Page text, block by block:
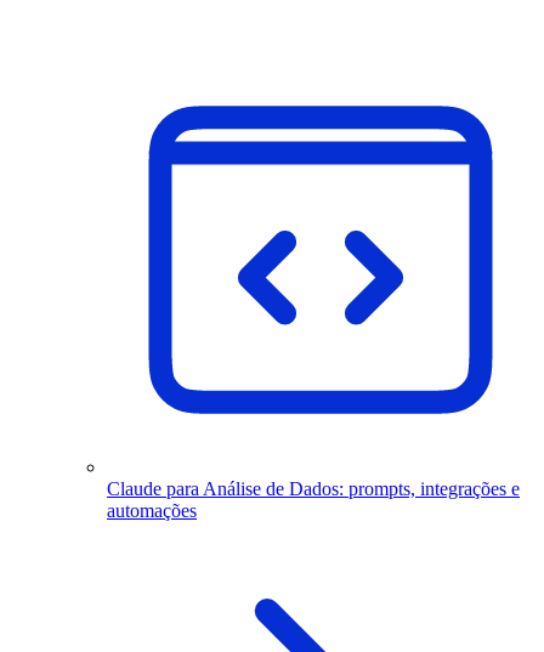
Claude para Análise de Dados: prompts, integrações e
automações